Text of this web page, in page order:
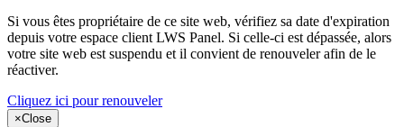
Si vous êtes propriétaire de ce site web, vérifiez sa date d'expiration
depuis votre espace client LWS Panel. Si celle-ci est dépassée, alors
votre site web est suspendu et il convient de renouveler afin de le
réactiver.
Cliquez ici pour renouveler
×Close